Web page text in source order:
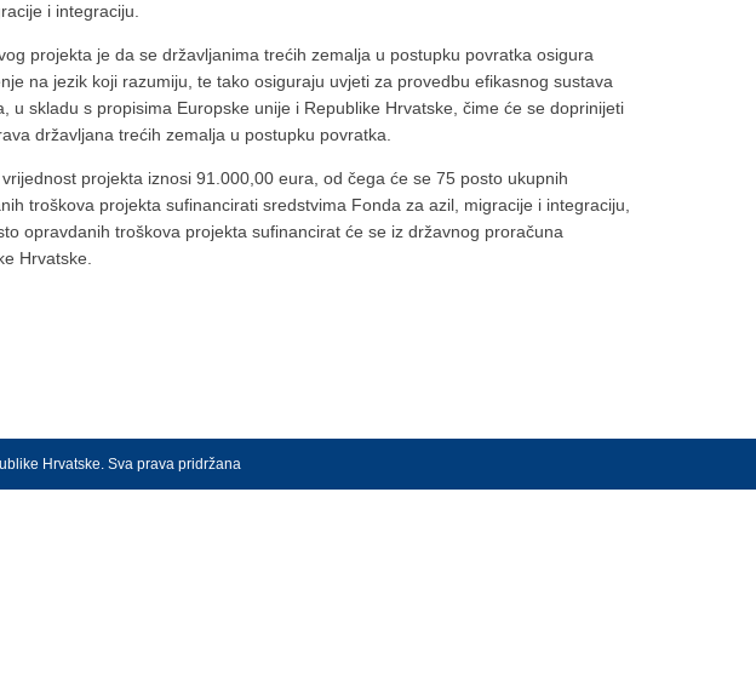
i integraciju.
projekta je da se državljanima trećih zemalja u postupku povratka osigura
na jezik koji razumiju, te tako osiguraju uvjeti za provedbu efikasnog sustava
u skladu s propisima Europske unije i Republike Hrvatske, čime će se doprinijeti
državljana trećih zemalja u postupku povratka.
projekta iznosi 91.000,00 eura, od čega će se 75 posto ukupnih
troškova projekta sufinancirati sredstvima Fonda za azil, migracije i integraciju,
opravdanih troškova projekta sufinancirat će se iz državnog proračuna
Hrvatske.
Hrvatske. Sva prava pridržana